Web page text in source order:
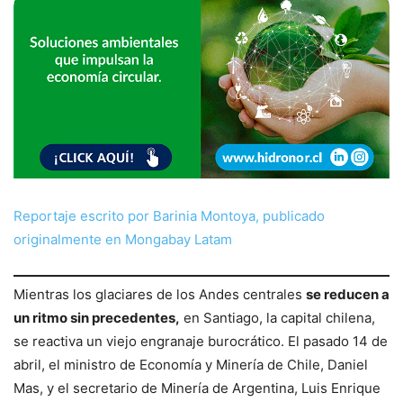
Reportaje escrito por Barinia Montoya, publicado
originalmente en Mongabay Latam
Mientras los glaciares de los Andes centrales se reducen a
un ritmo sin precedentes, en Santiago, la capital chilena,
se reactiva un viejo engranaje burocrático. El pasado 14 de
abril, el ministro de Economía y Minería de Chile, Daniel
Mas, y el secretario de Minería de Argentina, Luis Enrique